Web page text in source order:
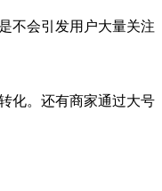
不会引发用户大量关注
化。还有商家通过大号